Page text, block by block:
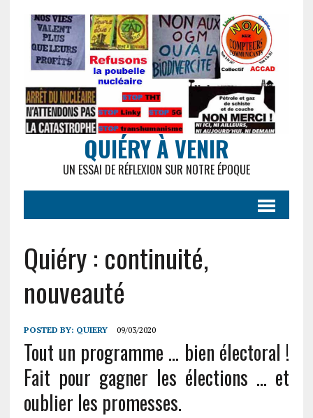
QUIÉRY À VENIR
UN ESSAI DE RÉFLEXION SUR NOTRE ÉPOQUE
Quiéry : continuité,
nouveauté
POSTED BY: QUIERY 09/03/2020
Tout un programme … bien électoral !
Fait pour gagner les élections … et
oublier les promesses.